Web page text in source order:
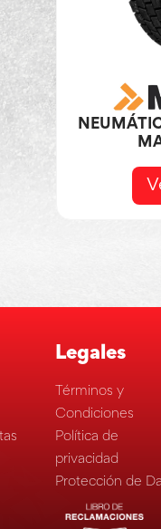
Legales
Términos y
Condiciones
Política de
privacidad
Protección de